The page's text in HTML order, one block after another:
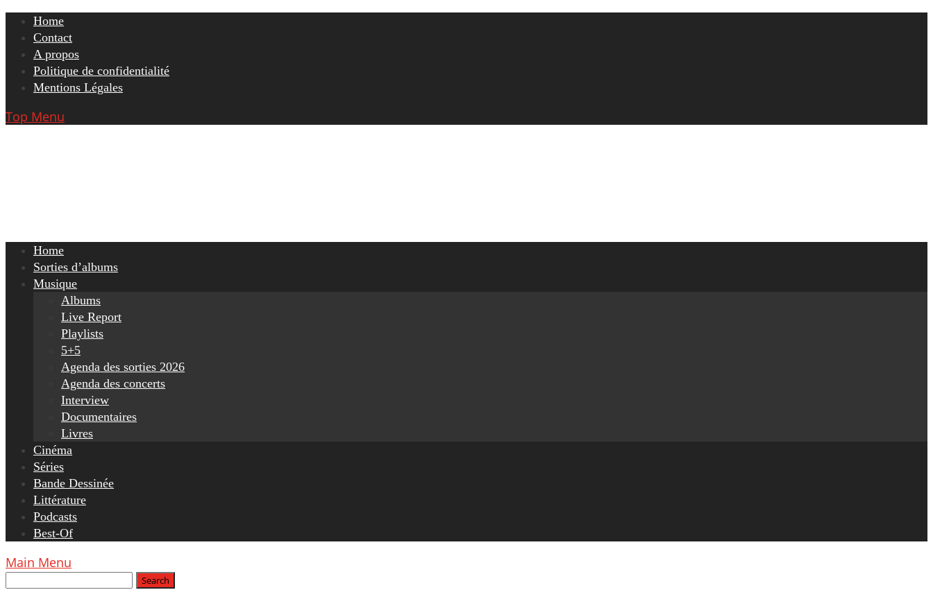
Skip
content
Home
Contact
A propos
Politique de confidentialité
Mentions Légales
Top Menu
Home
Sorties d’albums
Musique
Albums
Live Report
Playlists
5+5
Agenda des sorties 2026
Agenda des concerts
Interview
Documentaires
Livres
Cinéma
Séries
Bande Dessinée
Littérature
Podcasts
Best-Of
Main Menu